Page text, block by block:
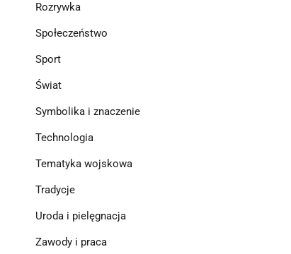
Rozrywka
Społeczeństwo
Sport
Świat
Symbolika i znaczenie
Technologia
Tematyka wojskowa
Tradycje
Uroda i pielęgnacja
Zawody i praca